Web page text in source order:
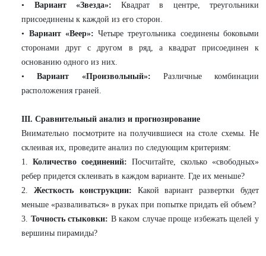
• Вариант «Звезда»: Квадрат в центре, треугольники
присоединены к каждой из его сторон.
• Вариант «Веер»: Четыре треугольника соединены боковыми
сторонами друг с другом в ряд, а квадрат присоединен к
основанию одного из них.
•Вариант «Произвольный»: Различные комбинации
расположения граней.
III. Сравнительный анализ и прогнозирование
Внимательно посмотрите на получившиеся на столе схемы. Не
склеивая их, проведите анализ по следующим критериям:
1.Количество соединений: Посчитайте, сколько «свободных»
ребер придется склеивать в каждом варианте. Где их меньше?
2. Жесткость конструкции: Какой вариант развертки будет
меньше «разваливаться» в руках при попытке придать ей объем?
3. Точность стыковки: В каком случае проще избежать щелей у
вершины пирамиды?